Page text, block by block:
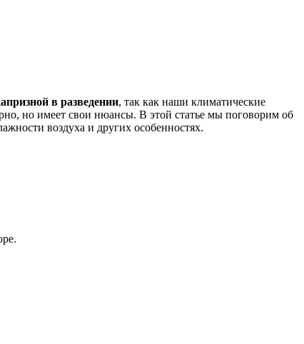
в разведении, так как наши климатические
но имеет свои нюансы. В этой статье мы поговорим об
воздуха и других особенностях.